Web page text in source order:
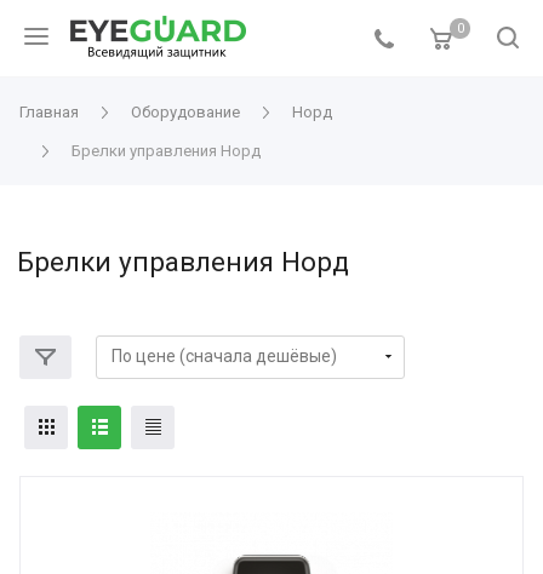
0
Главная Оборудование Норд
Брелки управления Норд
Брелки управления Норд